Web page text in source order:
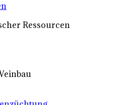
Ressourcen